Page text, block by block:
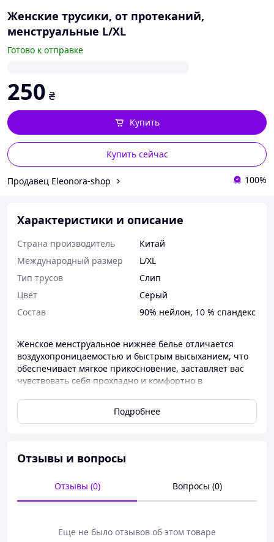
Женские трусики, от протеканий,
менструальные L/XL
Готово к отправке
250 ₴
Купить сейчас
Купить
Продавец Eleonora-shop 100%
Характеристики и описание
Страна производитель
Китай
Международный размер
L/XL
Тип трусов
Слип
Цвет
Серый
Состав
90% нейлон, 10 % спандекс
Женское менструальное нижнее белье отличается
воздухопроницаемостью и быстрым высыханием, что
обеспечивает мягкое прикосновение, заставляет вас
чувствовать себя прохладно и комфортно в
изготовлены из хлопкового материала, что
обеспечивает гладкую посадку без линий трусиков.
Размер: L/XL, , бедра: 101-105 см.
Подробнее
Отзывы и вопросы
Отзывы (0) Вопросы (0)
Еще не было отзывов об этом товаре